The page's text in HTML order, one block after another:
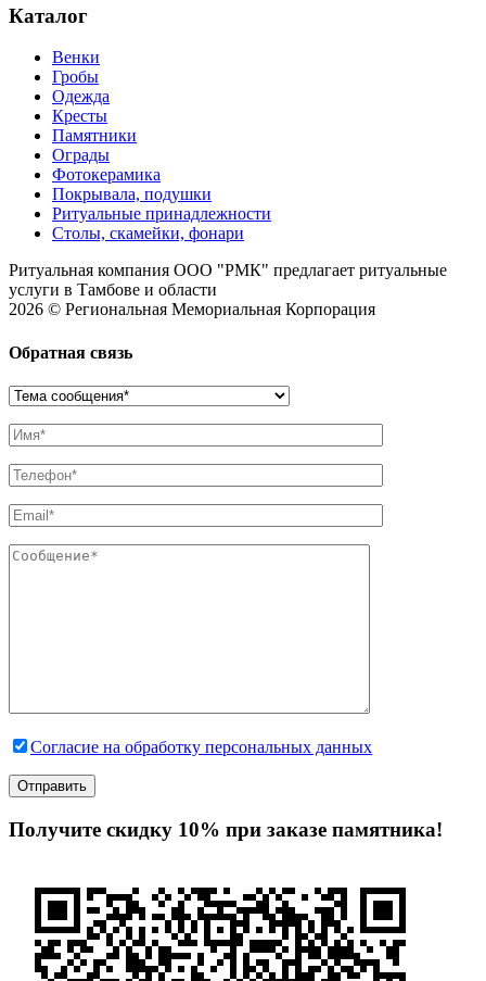
Каталог
Венки
Гробы
Одежда
Кресты
Памятники
Ограды
Фотокерамика
Покрывала, подушки
Ритуальные принадлежности
Столы, скамейки, фонари
Ритуальная компания ООО "РМК" предлагает ритуальные
услуги в Тамбове и области
2026 © Региональная Мемориальная Корпорация
Обратная связь
Согласие на обработку персональных данных
Получите скидку 10% при заказе памятника!